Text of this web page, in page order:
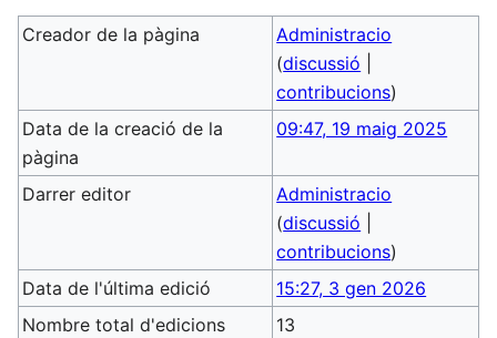
Creador de la pàgina
Administracio
(discussió
contribucions)
Data de la creació de la
pàgina
09:47, 19 maig 2025
Darrer editor
Administracio
(discussió
contribucions)
Data de l'última edició
15:27, 3 gen 2026
Nombre total d'edicions
13